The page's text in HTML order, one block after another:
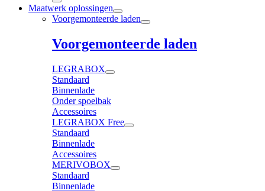
Maatwerk oplossingen
Voorgemonteerde laden
Voorgemonteerde laden
LEGRABOX
Standaard
Binnenlade
Onder spoelbak
Accessoires
LEGRABOX Free
Standaard
Binnenlade
Accessoires
MERIVOBOX
Standaard
Binnenlade